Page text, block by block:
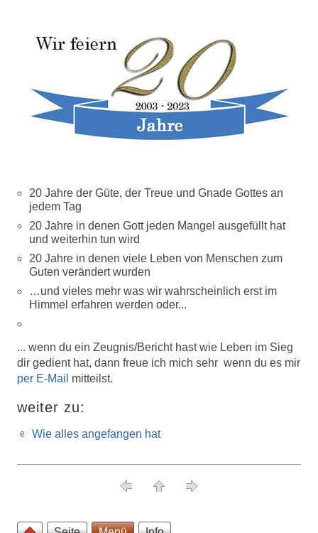
20 Jahre der Güte, der Treue und Gnade Gottes an
jedem Tag
20 Jahre in denen Gott jeden Mangel ausgefüllt hat
und weiterhin tun wird
20 Jahre in denen viele Leben von Menschen zum
Guten verändert wurden
…und vieles mehr was wir wahrscheinlich erst im
Himmel erfahren werden oder...
... wenn du ein Zeugnis/Bericht hast wie Leben im Sieg
dir gedient hat, dann freue ich mich sehr wenn du es mir
per E-Mail mitteilst.
weiter zu:
Wie alles angefangen hat